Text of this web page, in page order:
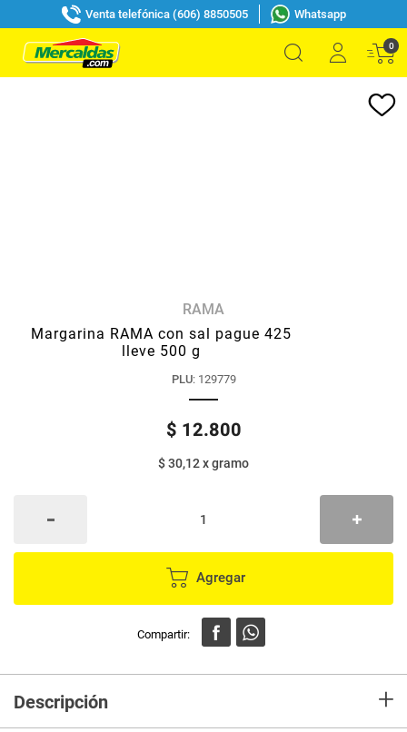
Venta telefónica (606) 8850505 Whatsapp
0
RAMA
Margarina RAMA con sal pague 425
lleve 500 g
PLU: 129779
$ 12.800
$ 30,12xgramo
Agregar
Descripción +